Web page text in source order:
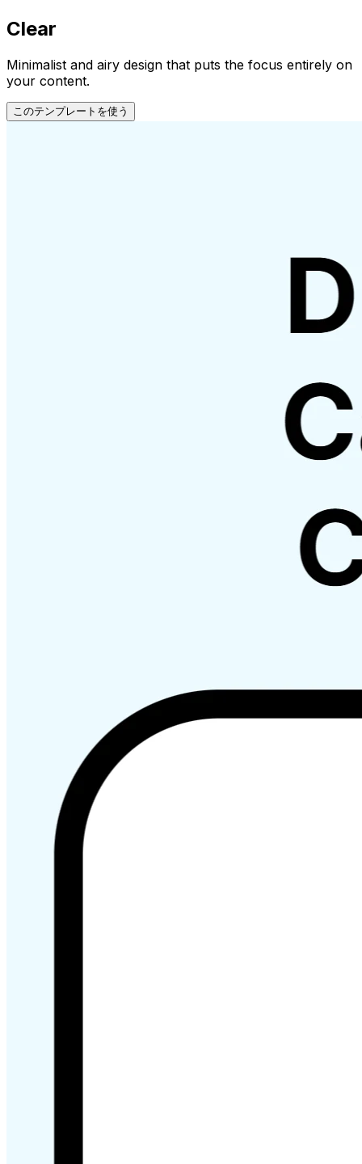
Clear
Minimalist and airy design that puts the focus entirely on
your content.
このテンプレートを使う